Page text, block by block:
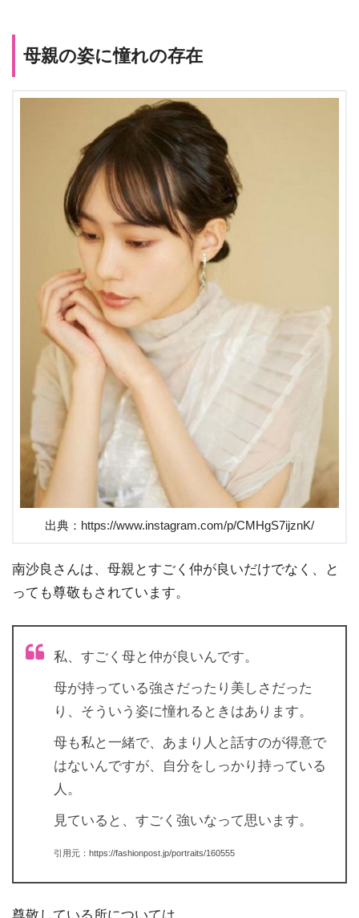
母親の姿に憧れの存在
出典：https://www.instagram.com/p/CMHgS7ijznK/
南沙良さんは、母親とすごく仲が良いだけでなく、と
っても尊敬もされています。
私、すごく母と仲が良いんです。
母が持っている強さだったり美しさだった
り、そういう姿に憧れるときはあります。
母も私と一緒で、あまり人と話すのが得意で
はないんですが、自分をしっかり持っている
人。
見ていると、すごく強いなって思います。
引用元：https://fashionpost.jp/portraits/160555